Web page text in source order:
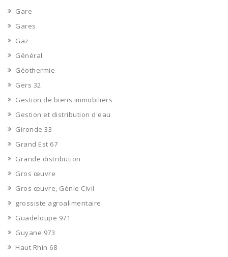
Gare
Gares
Gaz
Général
Géothermie
Gers 32
Gestion de biens immobiliers
Gestion et distribution d'eau
Gironde 33
Grand Est 67
Grande distribution
Gros œuvre
Gros œuvre, Génie Civil
grossiste agroalimentaire
Guadeloupe 971
Guyane 973
Haut Rhin 68